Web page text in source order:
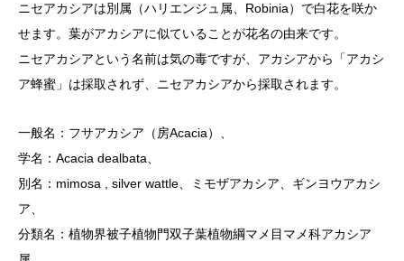
ニセアカシアは別属（ハリエンジュ属、Robinia）で白花を咲か
せます。葉がアカシアに似ていることが花名の由来です。
ニセアカシアという名前は気の毒ですが、アカシアから「アカシ
ア蜂蜜」は採取されず、ニセアカシアから採取されます。
一般名：フサアカシア（房Acacia）、
学名：Acacia dealbata、
別名：mimosa , silver wattle、ミモザアカシア、ギンヨウアカシ
ア、
分類名：植物界被子植物門双子葉植物綱マメ目マメ科アカシア